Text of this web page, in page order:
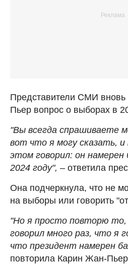
Представители СМИ
Пьер вопрос о выборах в
"Вы всегда спрашиваете
вот что я могу сказать,
этом говорил: он
2024 году", – ответила
Она подчеркнула, что не
на выборы или говорить
"Но я просто повторю
говорил много раз, что я
что президент намерен
повторила Карин Жан-